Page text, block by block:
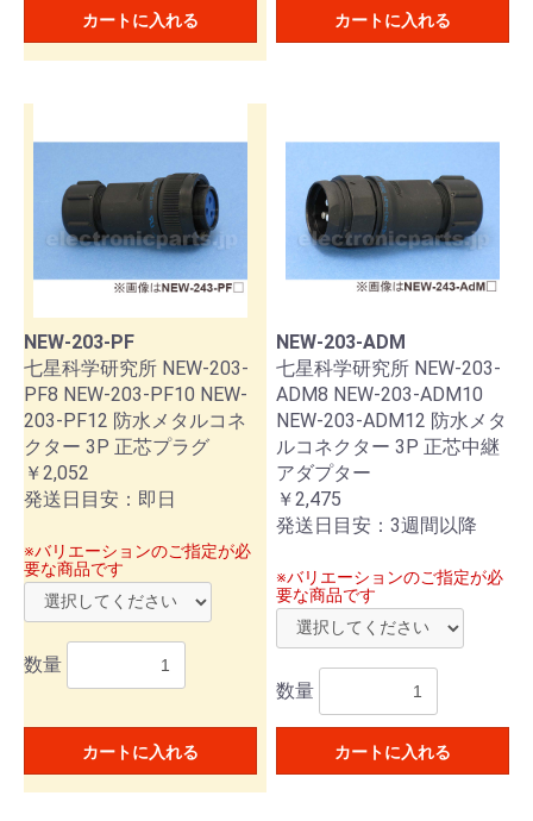
カートに入れる カートに入れる
NEW-203-PF
七星科学研究所 NEW-203-
PF8 NEW-203-PF10 NEW-
203-PF12 防水メタルコネ
クター 3P 正芯プラグ
￥2,052
発送日目安：即日
※バリエーションのご指定が必
要な商品です
数量
カートに入れる
NEW-203-ADM
七星科学研究所 NEW-203-
ADM8 NEW-203-ADM10
NEW-203-ADM12 防水メタ
ルコネクター 3P 正芯中継
アダプター
￥2,475
発送日目安：3週間以降
※バリエーションのご指定が必
要な商品です
数量
カートに入れる
お買い物を続ける カートへ進む